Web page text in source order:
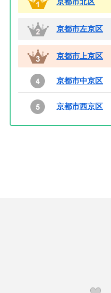
京都市北区
京都市左京区
京都市上京区
京都市中京区
京都市西京区